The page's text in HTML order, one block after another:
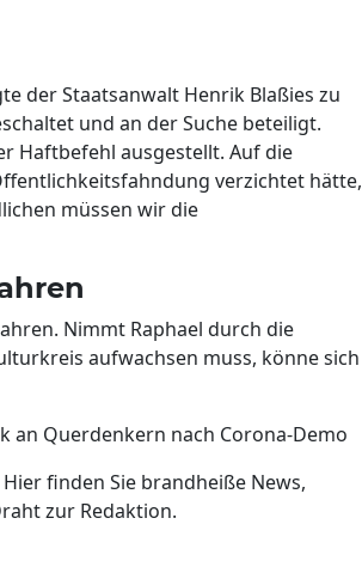
der Staatsanwalt Henrik Blaßies zu
und an der Suche beteiligt.
Haftbefehl ausgestellt. Auf die
verzichtet hätte,
müssen wir die
Nimmt Raphael durch die
aufwachsen muss, könne sich
an Querdenkern nach Corona-Demo
Hier finden Sie brandheiße News,
zur Redaktion.